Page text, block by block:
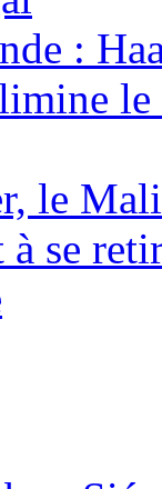
:
le
se